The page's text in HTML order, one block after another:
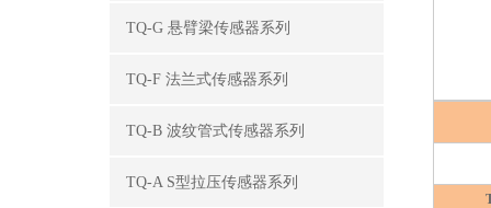
TQ-G 悬臂梁传感器系列
TQ-F 法兰式传感器系列
TQ-B 波纹管式传感器系列
TQ-A S型拉压传感器系列